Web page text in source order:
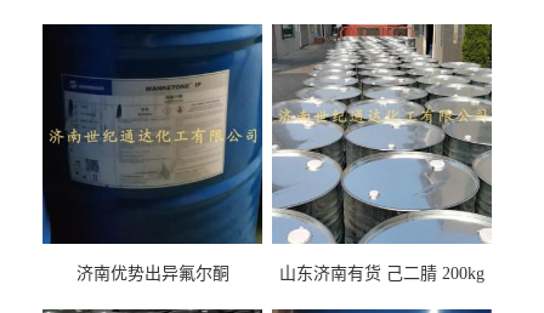
济南优势出异氟尔酮
山东济南有货 己二腈 200kg